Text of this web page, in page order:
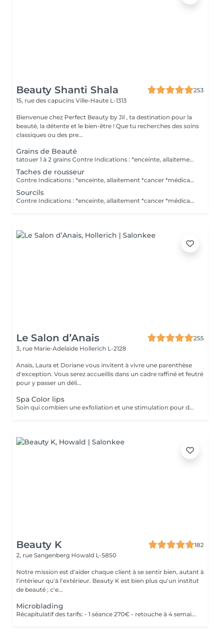
Beauty Shanti Shala
253
15, rue des capucins Ville-Haute L-1313
Bienvenue chez Perfect Beauty by Jil , ta destination pour la
beauté, la détente et le bien-être ! Que tu recherches des soins
classiques ou des pre...
Grains de Beauté
tatouer 1 à 2 grains Contre Indications : *enceinte, allaitement *cancer *médicaments anticoagulants Pas de retouche comprise dans le prix. Pas d'alcool le jour avant. Post traitement : *mettre pendant 1 semaine une crème que vous acheter ici.
Taches de rousseur
Contre Indications : *enceinte, allaitement *cancer *médicaments anticoagulants Pas de retouche comprise dans le prix. Pas d'alcool le jour avant. Post traitement : *mettre pendant 1 semaine une crème que vous acheter ici.
Sourcils
Contre Indications : *enceinte, allaitement *cancer *médicaments anticoagulants Pas de retouche comprise dans le prix. Pas d'alcool le jour avant. Si vous souhaitez une crème anesthésiante, il faudra une ordonnance médicale ( obligé par la loi ) pour éviter des allergies/réactions aux crèmes. Vous devez vous même acheter la crème en pharmacie. Post traitement : *mettre pendant 1 semaine une crème que vous acheter ici.
Le Salon d’Anais
255
3, rue Marie-Adelaïde Hollerich L-2128
Anais, Laura et Doriane vous invitent à vivre une parenthèse
d'exception. Vous serez accueillis dans un cadre raffiné et feutré
pour y passer un déli...
Spa Color lips
Soin qui combien une exfoliation et une stimulation pour des lèvres douces et hydratées durant 10 jours. Plus souvent connu sous le non de Henna Lips, cette technique hydrate et pigmente les lèvres SANS utilisation d'aiguilles. Des lèvres traités, douces, lisses et repulpés sans douleur avec un effet Lip Sticks longue durée (de 12 à 72h). Avec un bon entretien survient une pigmentation progressive pour des lèvres gourmandes dès le réveil.
Beauty K
182
2, rue Sangenberg Howald L-5850
Notre mission est d'aider chaque client à se sentir bien, autant à
l'intérieur qu'à l'extérieur. Beauty K est bien plus qu'un institut
de beauté ; c'e...
Microblading
Récapitulatif des tarifs: - 1 séance 270€ - retouche à 4 semaines 50€ - retouche à 1 an 150€ - retouche 2 ans 200€